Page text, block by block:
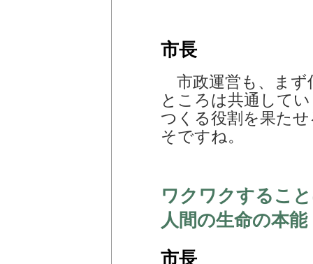
市長
市政運営も、まず
ところは共通して
つくる役割を果た
そですね。
ワクワクするこ
人間の生命の本能
市長